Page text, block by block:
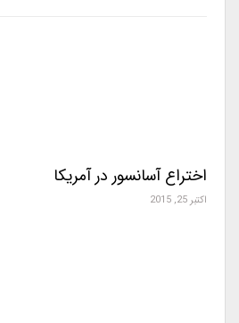
اختراع آسانسور در آمریكا
اکتبر 25, 2015